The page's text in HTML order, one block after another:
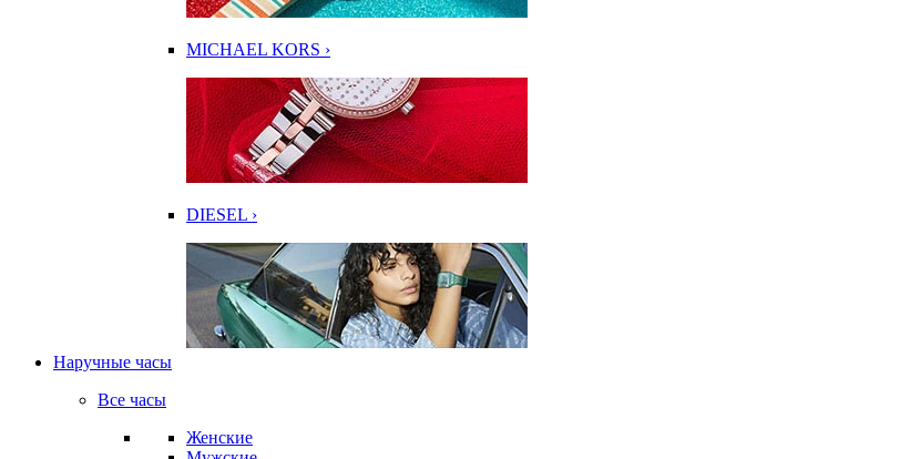
MICHAEL KORS ›
DIESEL ›
Наручные часы
Все часы
Женские